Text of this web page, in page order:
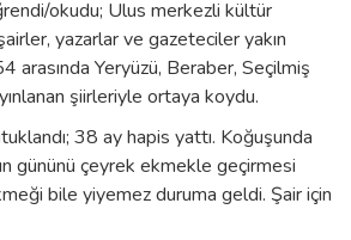
okudu; Ulus merkezli kültür
yazarlar ve gazeteciler yakın
arasında Yeryüzü, Beraber, Seçilmiş
şiirleriyle ortaya koydu.
38 ay hapis yattı. Koğuşunda
gününü çeyrek ekmekle geçirmesi
bile yiyemez duruma geldi. Şair için